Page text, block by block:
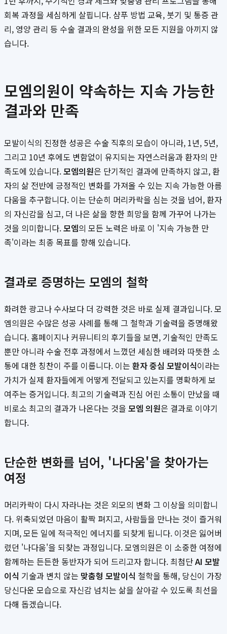
회복 과정을 세심하게 살핍니다. 샴푸 방법 교육, 붓기 및 통증 관
리, 영양 관리 등 수술 결과의 완성을 위한 모든 지원을 아끼지 않
습니다.
모엠의원이 약속하는 지속 가능한
결과와 만족
모발이식의 진정한 성공은 수술 직후의 모습이 아니라, 1년, 5년,
그리고 10년 후에도 변함없이 유지되는 자연스러움과 환자의 만
족도에 있습니다.모엠의원은 단기적인 결과에 만족하지 않고, 환
자의 삶 전반에 긍정적인 변화를 가져올 수 있는 지속 가능한 아름
다움을 추구합니다. 이는 단순히 머리카락을 심는 것을 넘어, 환자
의 자신감을 심고, 더 나은 삶을 향한 희망을 함께 가꾸어 나가는
것을 의미합니다.모엠의 모든 노력은 바로 이 '지속 가능한 만
족'이라는 최종 목표를 향해 있습니다.
결과로 증명하는 모엠의 철학
화려한 광고나 수사보다 더 강력한 것은 바로 실제 결과입니다. 모
엠의원은 수많은 성공 사례를 통해 그 철학과 기술력을 증명해왔
습니다. 홈페이지나 커뮤니티의 후기들을 보면, 기술적인 만족도
뿐만 아니라 수술 전후 과정에서 느꼈던 세심한 배려와 따뜻한 소
통에 대한 칭찬이 주를 이룹니다. 이는 환자 중심 모발이식이라는
가치가 실제 환자들에게 어떻게 전달되고 있는지를 명확하게 보
여주는 증거입니다. 최고의 기술력과 진심 어린 소통이 만났을 때
비로소 최고의 결과가 나온다는 것을 모엠 의원은 결과로 이야기
합니다.
단순한 변화를 넘어, '나다움'을 찾아가는
여정
머리카락이 다시 자라나는 것은 외모의 변화 그 이상을 의미합니
다. 위축되었던 마음이 활짝 펴지고, 사람들을 만나는 것이 즐거워
지며, 모든 일에 적극적인 에너지를 되찾게 됩니다. 이것은 잃어버
렸던 '나다움'을 되찾는 과정입니다. 모엠의원은 이 소중한 여정에
함께하는 든든한 동반자가 되어 드리고자 합니다. 최첨단AI 모발
이식 기술과 변치 않는 맞춤형 모발이식 철학을 통해, 당신이 가장
당신다운 모습으로 자신감 넘치는 삶을 살아갈 수 있도록 최선을
다해 돕겠습니다.